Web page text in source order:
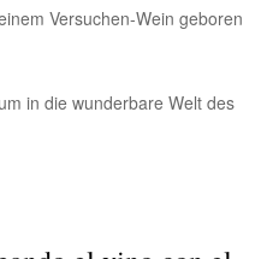
Versuchen-Wein geboren
in die wunderbare Welt des